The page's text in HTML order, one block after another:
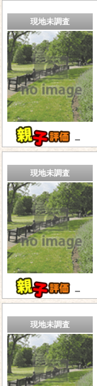
現地未調査
－
現地未調査
－
現地未調査